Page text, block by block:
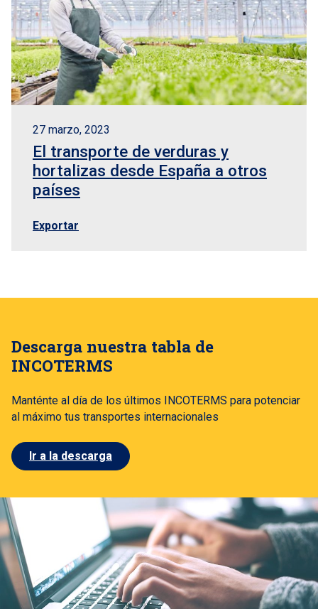
27 marzo, 2023
El transporte de verduras y
hortalizas desde España a otros
países
Exportar
Descarga nuestra tabla de
INCOTERMS
Manténte al día de los últimos INCOTERMS para potenciar
al máximo tus transportes internacionales
Ir a la descarga